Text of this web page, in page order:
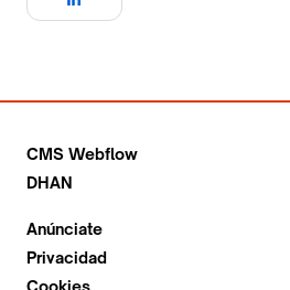
CMS Webflow
DHAN
Anúnciate
Privacidad
Cookies